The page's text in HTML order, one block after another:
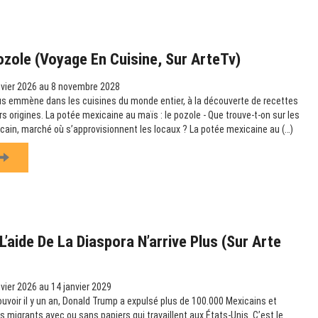
(Voyage En Cuisine, Sur ArteTv)
2026 au 8 novembre 2028
emmène dans les cuisines du monde entier, à la découverte de recettes
origines. La potée mexicaine au maïs : le pozole - Que trouve-t-on sur les
marché où s’approvisionnent les locaux ? La potée mexicaine au (…)
De La Diaspora N’arrive Plus (sur Arte
2026 au 14 janvier 2029
il y un an, Donald Trump a expulsé plus de 100.000 Mexicains et
migrants avec ou sans papiers qui travaillent aux États-Unis. C’est le